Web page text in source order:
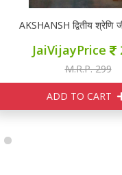
AKSHANSH द्वितीय श्रेणि जीव
JaiVijayPrice 240
M.R.P. 299
ADD TO CART